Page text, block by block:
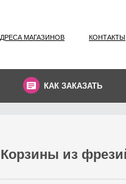
МАГАЗИНОВ КОНТАКТЫ
КАК ЗАКАЗАТЬ
Корзины из